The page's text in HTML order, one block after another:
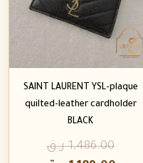
SAINT LAURENT YSL-plaque
quilted-leather cardholder
BLACK
1,486.00 ر.ق